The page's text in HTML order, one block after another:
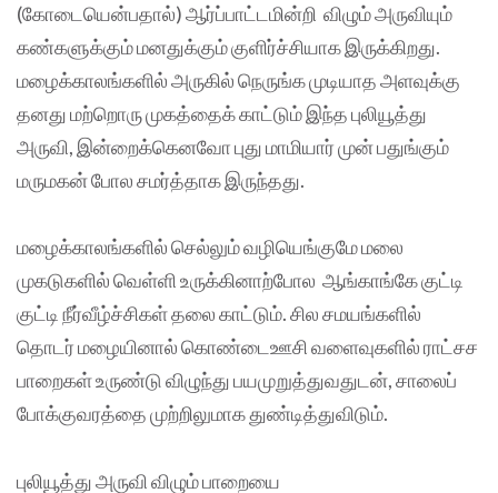
(கோடையென்பதால்) ஆர்ப்பாட்டமின்றி விழும் அருவியும்
கண்களுக்கும் மனதுக்கும் குளிர்ச்சியாக இருக்கிறது.
மழைக்காலங்களில் அருகில் நெருங்க முடியாத அளவுக்கு
தனது மற்றொரு முகத்தைக் காட்டும் இந்த புலியூத்து
அருவி, இன்றைக்கெனவோ புது மாமியார் முன் பதுங்கும்
மருமகன் போல சமர்த்தாக இருந்தது.
மழைக்காலங்களில் செல்லும் வழியெங்குமே மலை
முகடுகளில் வெள்ளி உருக்கினாற்போல ஆங்காங்கே குட்டி
குட்டி நீர்வீழ்ச்சிகள் தலை காட்டும். சில சமயங்களில்
தொடர் மழையினால் கொண்டைஊசி வளைவுகளில் ராட்சச
பாறைகள் உருண்டு விழுந்து பயமுறுத்துவதுடன், சாலைப்
போக்குவரத்தை முற்றிலுமாக துண்டித்துவிடும்.
புலியூத்து அருவி விழும் பாறையை